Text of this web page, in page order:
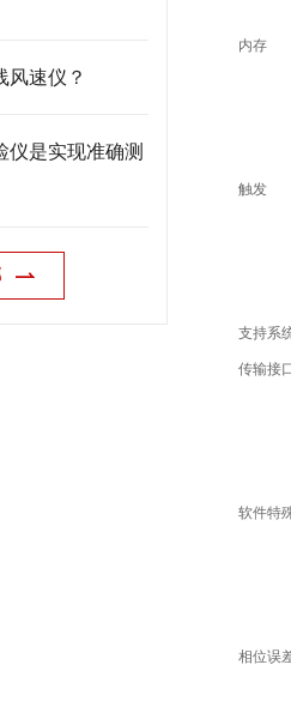
风速仪？
仪是实现准确测
内存
触发
支持系
传输接
软件特
相位误